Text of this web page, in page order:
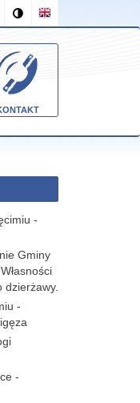
-
Gminy
dzierżawy.
-
-